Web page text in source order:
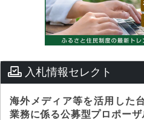
入札情報セレクト
海外メディア等を活用した
業務に係る公募型プロポー